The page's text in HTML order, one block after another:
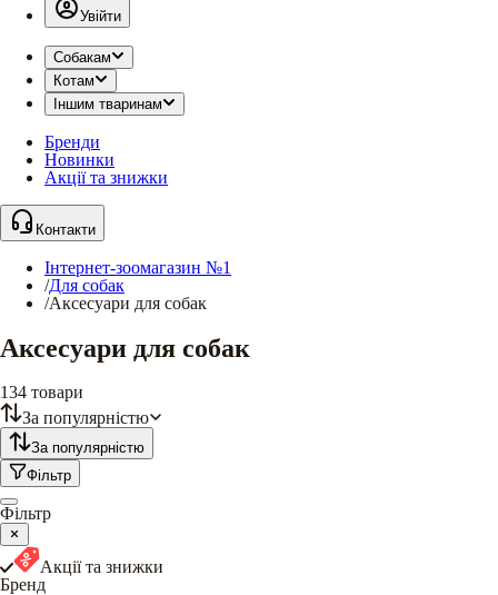
Увійти
Собакам
Котам
Іншим тваринам
Бренди
Новинки
Акції та знижки
Контакти
Інтернет-зоомагазин №1
/Для собак
/Аксесуари для собак
Аксесуари для собак
134 товари
За популярністю
За популярністю
Фільтр
Фільтр
Акції та знижки
Бренд